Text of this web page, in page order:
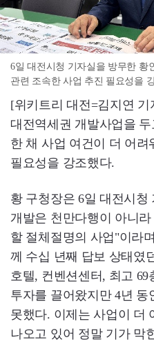
6일 대전시청 기자실을 방무한 황
관련 조속한 사업 추진 필요성을
[위키트리 대전=김지연 기
대전역세권 개발사업을
한 채 사업 여건이 더 어
필요성을 강조했다.
황 구청장은 6일 대전시청
개발은 천만다행이 아니
할 절체절명의 사업"이라
께 수십 년째 답보 상태였
호텔, 컨벤션센터, 최고
투자를 끌어왔지만 4년 동
못했다. 이제는 사업이 더
나오고 있어 정말 기가 막